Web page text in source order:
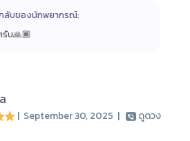
ลับของนักพยากรณ์:
บ🙏🏾
| September 30, 2025 |
ดูดวง